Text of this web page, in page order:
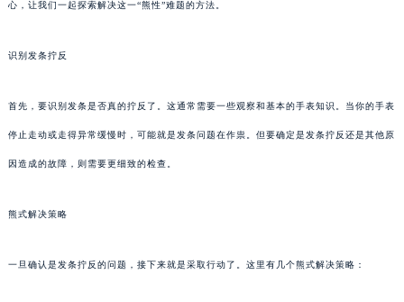
心，让我们一起探索解决这一“熊性”难题的方法。
识别发条拧反
首先，要识别发条是否真的拧反了。这通常需要一些观察和基本的手表知识。当你的手表
停止走动或走得异常缓慢时，可能就是发条问题在作祟。但要确定是发条拧反还是其他原
因造成的故障，则需要更细致的检查。
熊式解决策略
一旦确认是发条拧反的问题，接下来就是采取行动了。这里有几个熊式解决策略：